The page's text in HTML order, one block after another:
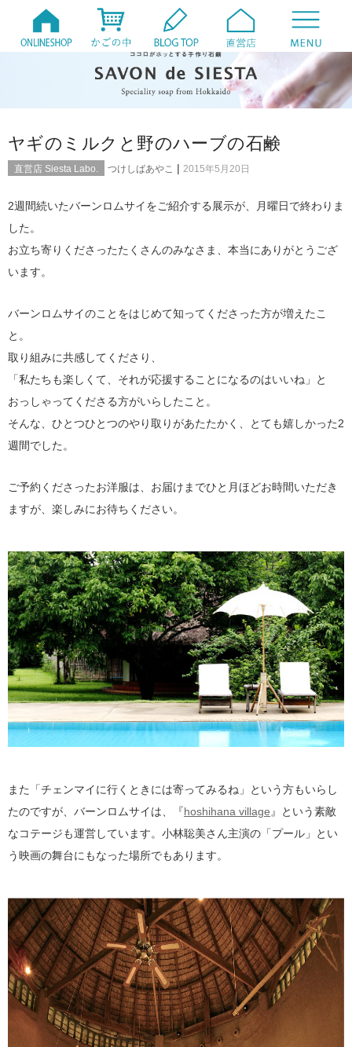
ヤギのミルクと野のハーブの石鹸
直営店 Siesta Labo. つけしばあやこ | 2015年5月20日
2週間続いたバーンロムサイをご紹介する展示が、月曜日で終わりま
した。
お立ち寄りくださったたくさんのみなさま、本当にありがとうござ
います。
バーンロムサイのことをはじめて知ってくださった方が増えたこ
と。
取り組みに共感してくださり、
「私たちも楽しくて、それが応援することになるのはいいね」と
おっしゃってくださる方がいらしたこと。
そんな、ひとつひとつのやり取りがあたたかく、とても嬉しかった2
週間でした。
ご予約くださったお洋服は、お届けまでひと月ほどお時間いただき
ますが、楽しみにお待ちください。
また「チェンマイに行くときには寄ってみるね」という方もいらし
たのですが、バーンロムサイは、『hoshihana village 』という素敵
なコテージも運営しています。小林聡美さん主演の「プール」とい
う映画の舞台にもなった場所でもあります。